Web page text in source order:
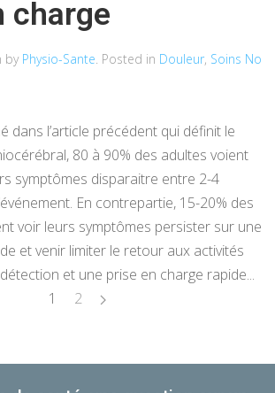
charge
by Physio-Sante. Posted in Douleur, Soins No
dans l’article précédent qui définit le
80 à 90% des adultes voient
symptômes disparaitre entre 2-4
En contrepartie, 15-20% des
voir leurs symptômes persister sur une
et venir limiter le retour aux activités
et une prise en charge rapide...
1
2